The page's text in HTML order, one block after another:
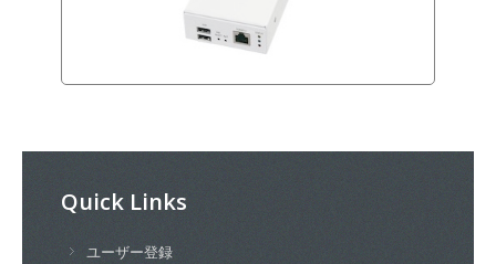
Quick Links
ユーザー登録